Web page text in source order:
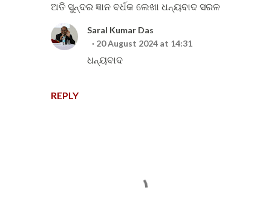
ଅତି ସୁନ୍ଦର ଜ୍ଞାନ ବର୍ଧକ ଲେଖା ଧନ୍ୟବାଦ ସରଳ
REPLY
Saral Kumar Das
20 August 2024 at 14:31
ଧନ୍ୟବାଦ